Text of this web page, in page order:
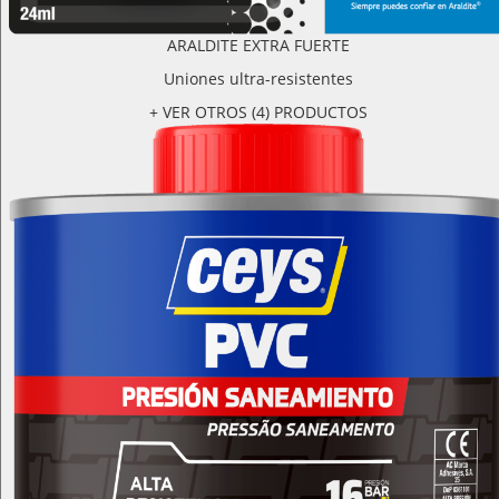
ARALDITE EXTRA FUERTE
Uniones ultra-resistentes
+ VER OTROS (4) PRODUCTOS